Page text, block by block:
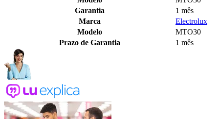
Garantia
1 mês
Marca
Electrolux
Modelo
MTO30
Prazo de Garantia
1 mês